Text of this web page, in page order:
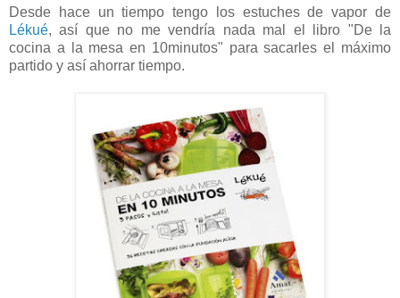
Desde hace un tiempo tengo los estuches de vapor de
Lékué, así que no me vendría nada mal el libro "De la
cocina a la mesa en 10minutos" para sacarles el máximo
partido y así ahorrar tiempo.